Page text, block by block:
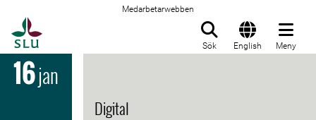
Medarbetarwebben
Sök English Meny
16jan
Digital